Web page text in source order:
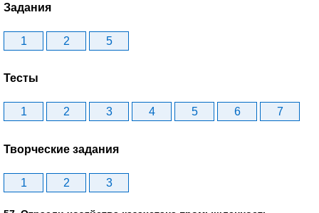
Задания
1 2 5
Тесты
1 2 3 4 5 6 7
Творческие задания
1 2 3